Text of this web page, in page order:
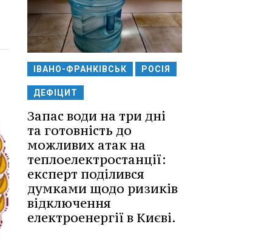
ІВАНО-ФРАНКІВСЬК РОСІЯ
ДЕФІЦИТ
Запас води на три дні
та готовність до
можливих атак на
теплоелектростанції:
експерт поділився
думками щодо ризиків
відключення
електроенергії в Києві.